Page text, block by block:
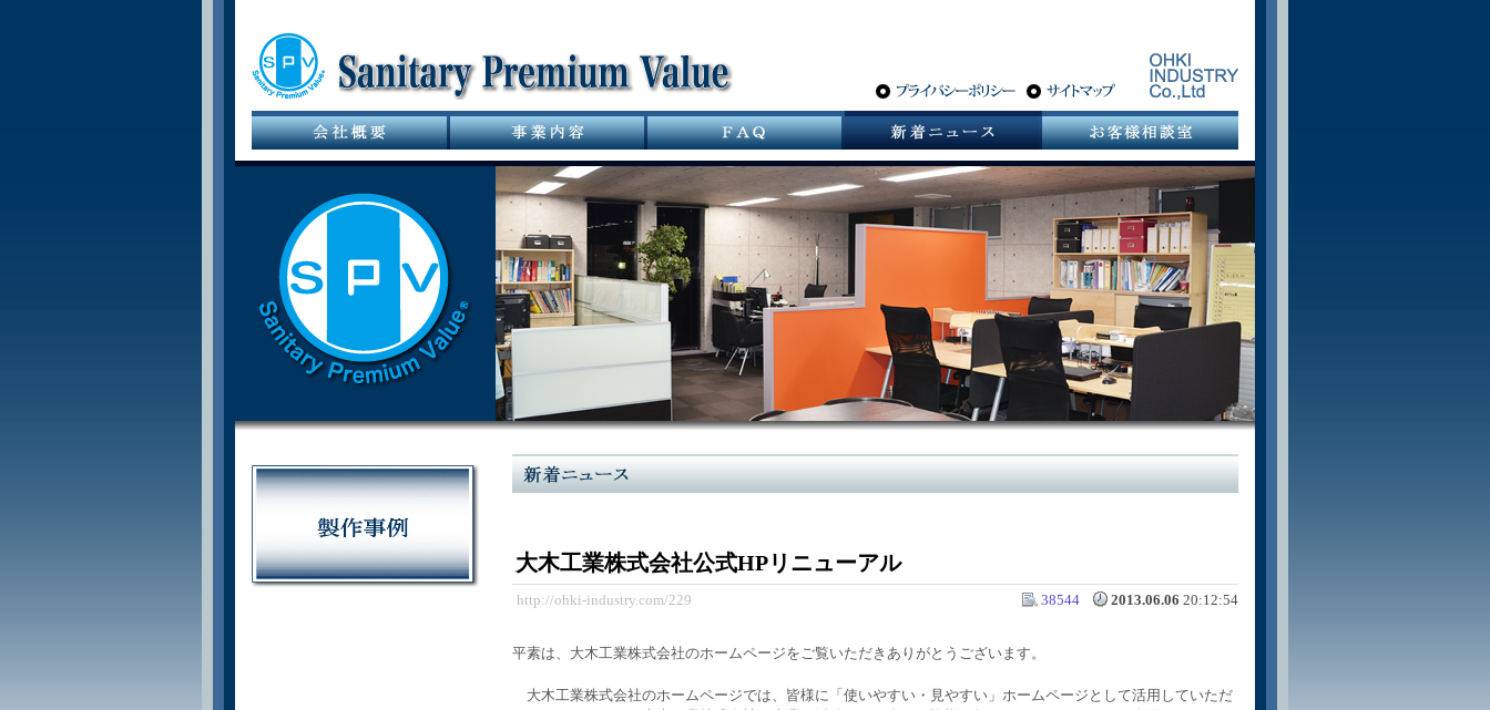
大木工業株式会社公式HPリニューアル
http://ohki-industry.com/229 2013.06.06 20:12:54
38544
平素は、大木工業株式会社のホームページをご覧いただきありがとうございます。
大木工業株式会社のホームページでは、皆様に 「使いやすい・見やすい」 ホームページとして活用していただ